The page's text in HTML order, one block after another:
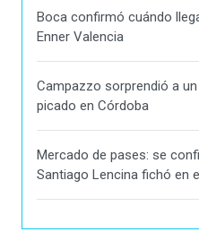
Boca confirmó cuándo
Enner Valencia
Campazzo sorprendió a
picado en Córdoba
Mercado de pases: se
Santiago Lencina fichó en